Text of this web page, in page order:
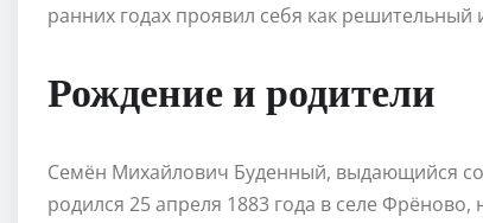
ранних годах проявил себя как решительный
Рождение и родители
Семён Михайлович Буденный, выдающийся
родился 25 апреля 1883 года в селе